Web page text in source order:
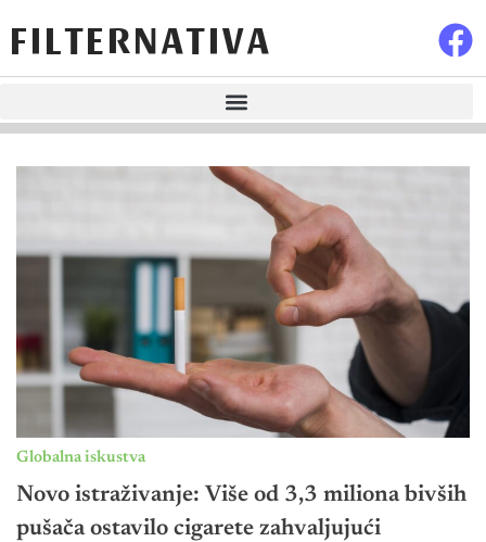
FILTERNATIVA
Globalna iskustva
Novo istraživanje: Više od 3,3 miliona bivših
pušača ostavilo cigarete zahvaljujući